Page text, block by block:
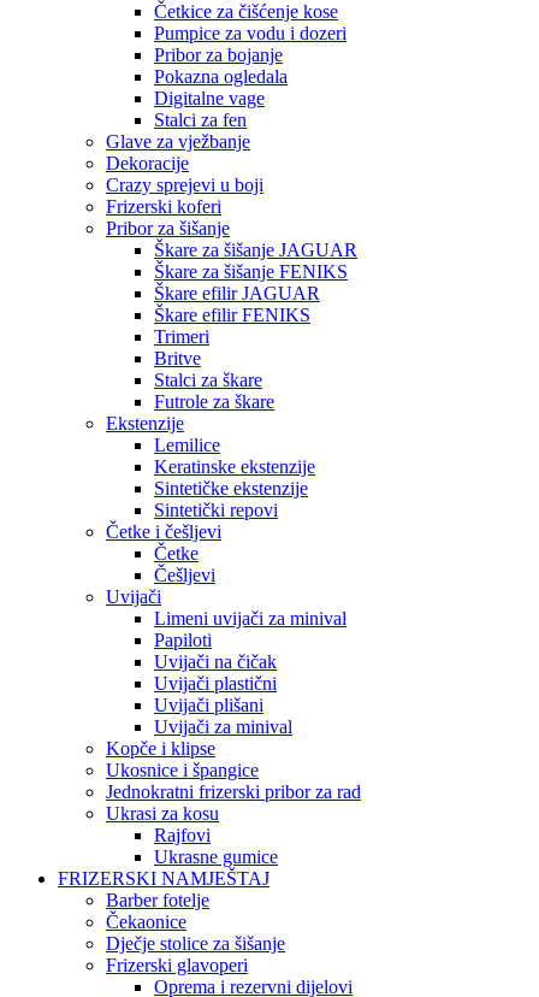
Četkice za čišćenje kose
Pumpice za vodu i dozeri
Pribor za bojanje
Pokazna ogledala
Digitalne vage
Stalci za fen
Glave za vježbanje
Dekoracije
Crazy sprejevi u boji
Frizerski koferi
Pribor za šišanje
Škare za šišanje JAGUAR
Škare za šišanje FENIKS
Škare efilir JAGUAR
Škare efilir FENIKS
Trimeri
Britve
Stalci za škare
Futrole za škare
Ekstenzije
Lemilice
Keratinske ekstenzije
Sintetičke ekstenzije
Sintetički repovi
Četke i češljevi
Četke
Češljevi
Uvijači
Limeni uvijači za minival
Papiloti
Uvijači na čičak
Uvijači plastični
Uvijači plišani
Uvijači za minival
Kopče i klipse
Ukosnice i špangice
Jednokratni frizerski pribor za rad
Ukrasi za kosu
Rajfovi
Ukrasne gumice
FRIZERSKI NAMJEŠTAJ
Barber fotelje
Čekaonice
Dječje stolice za šišanje
Frizerski glavoperi
Oprema i rezervni dijelovi